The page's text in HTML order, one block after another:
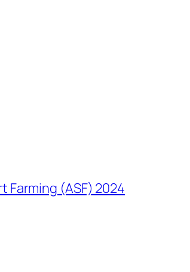
Farming (ASF) 2024